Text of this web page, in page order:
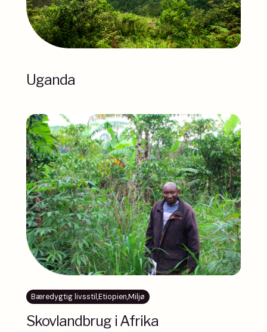
Uganda
Bæredygtig livsstil ,Etiopien,Miljø
Skovlandbrug i Afrika